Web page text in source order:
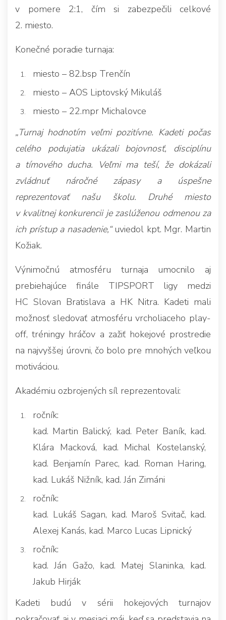
v pomere 2:1, čím si zabezpečili celkové
2. miesto.
Konečné poradie turnaja:
miesto – 82.bsp Trenčín
miesto – AOS Liptovský Mikuláš
miesto – 22.mpr Michalovce
„Turnaj hodnotím veľmi pozitívne. Kadeti počas
celého podujatia ukázali bojovnosť, disciplínu
a tímového ducha. Veľmi ma teší, že dokázali
zvládnuť náročné zápasy a úspešne
reprezentovať našu školu. Druhé miesto
v kvalitnej konkurencii je zaslúženou odmenou za
ich prístup a nasadenie,“uviedol kpt. Mgr. Martin
Kožiak.
Výnimočnú atmosféru turnaja umocnilo aj
prebiehajúce finále TIPSPORT ligy medzi
HC Slovan Bratislava a HK Nitra. Kadeti mali
možnosť sledovať atmosféru vrcholiaceho play-
off, tréningy hráčov a zažiť hokejové prostredie
na najvyššej úrovni, čo bolo pre mnohých veľkou
motiváciou.
Akadémiu ozbrojených síl reprezentovali:
ročník:
kad. Martin Balický, kad. Peter Baník, kad.
Klára Macková, kad. Michal Kostelanský,
kad. Benjamín Parec, kad. Roman Haring,
kad. Lukáš Nižník, kad. Ján Zimáni
ročník:
kad. Lukáš Sagan, kad. Maroš Svitač, kad.
Alexej Kanás, kad. Marco Lucas Lipnický
ročník:
kad. Ján Gažo, kad. Matej Slaninka, kad.
Jakub Hirják
Kadeti budú v sérii hokejových turnajov